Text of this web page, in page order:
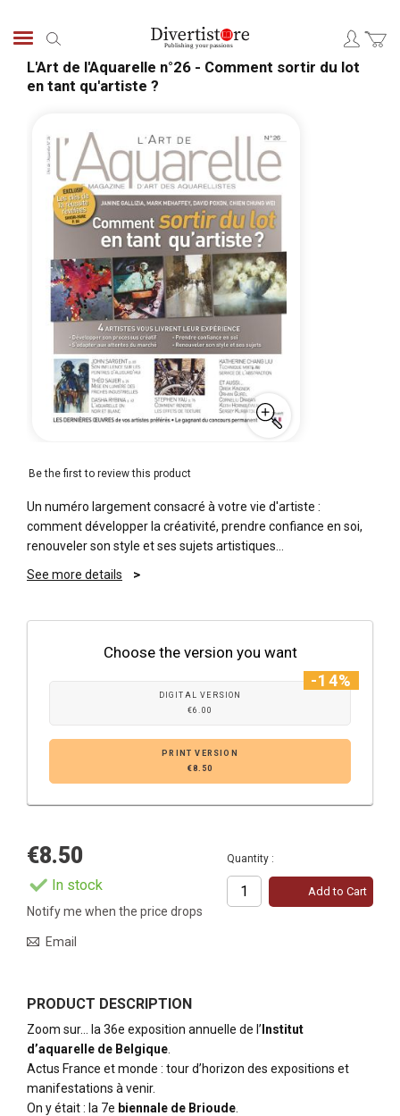
L'Art de l'Aquarelle n°26 - Comment sortir du lot
en tant qu'artiste ?
images
Be the first to review this product
Un numéro largement consacré à votre vie d'artiste :
comment développer la créativité, prendre confiance en soi,
renouveler son style et ses sujets artistiques…
See more details
Choose the version you want
DIGITAL VERSION
€6.00
-14%
PRINT VERSION
€8.50
€8.50
In stock
Quantity :
Add to Cart
Notify me when the price drops
Email
PRODUCT DESCRIPTION
Zoom sur… la 36e exposition annuelle de l’ Institut
d’aquarelle de Belgique
Actus France et monde : tour d’horizon des expositions et
manifestations à venir.
On y était : la 7e biennale de Brioude